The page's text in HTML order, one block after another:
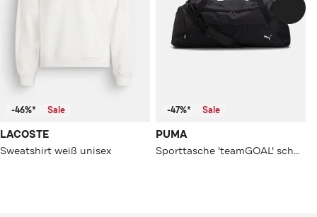
-46%* Sale
LACOSTE
Sweatshirt weiß unisex
-47%* Sale
PUMA
Sporttasche 'teamGOAL' schwarz